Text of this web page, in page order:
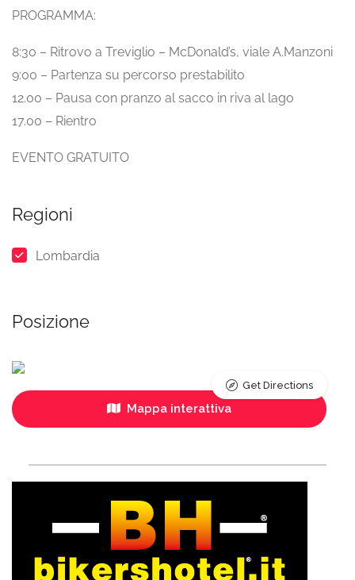
PROGRAMMA:
8:30 – Ritrovo a Treviglio – McDonald’s, viale A.Manzoni
9:00 – Partenza su percorso prestabilito
12.00 – Pausa con pranzo al sacco in riva al lago
17.00 – Rientro
EVENTO GRATUITO
Regioni
Lombardia
Posizione
Mappa interattiva
Get Directions